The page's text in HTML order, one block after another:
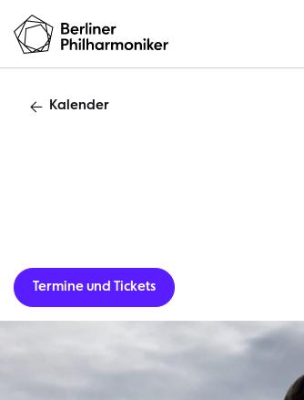
Kalender
Termine und Tickets